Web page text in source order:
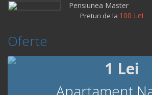
Pensiunea Master
Preturi de la 100 Lei
Oferte
1 Lei
Apartament